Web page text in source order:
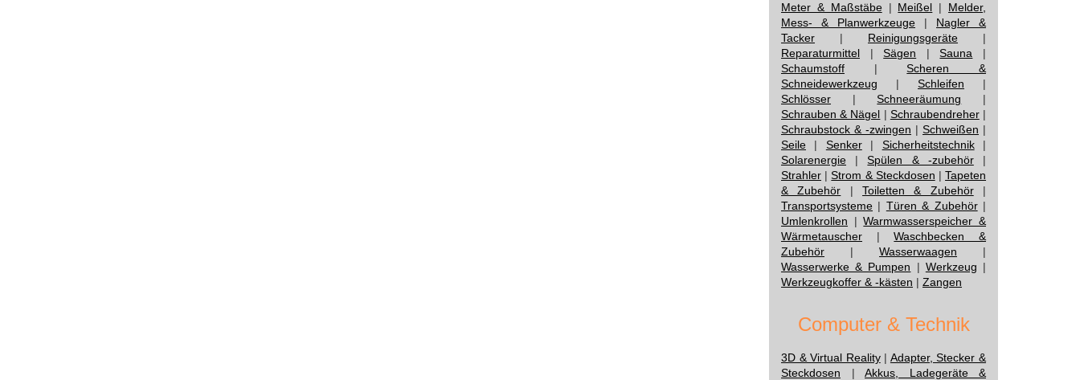
Meter & Maßstäbe| Meißel | Melder,
Mess- & Planwerkzeuge | Nagler &
Tacker | Reinigungsgeräte |
Reparaturmittel |Sägen |Sauna |
Schaumstoff |Scheren &
Schneidewerkzeug | Schleifen |
Schlösser |Schneeräumung |
Schrauben & Nägel | Schraubendreher|
Schraubstock & -zwingen | Schweißen |
Seile | Senker| Sicherheitstechnik|
Solarenergie |Spülen & -zubehör|
Strahler |Strom & Steckdosen |Tapeten
& Zubehör |Toiletten & Zubehör|
Transportsysteme | Türen & Zubehör|
Umlenkrollen |Warmwasserspeicher &
Wärmetauscher |Waschbecken &
Zubehör | Wasserwaagen |
Wasserwerke & Pumpen | Werkzeug |
Werkzeugkoffer & -kästen | Zangen
Computer & Technik
3D & Virtual Reality| Adapter, Stecker &
Steckdosen | Akkus, Ladegeräte &